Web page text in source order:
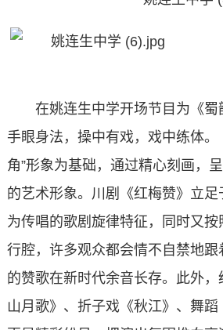
在姚连生中学开场节目为《
手眼身法，操中有戏，戏中练体。
角”形象为基础，通过精心刻画，
的艺术形象。川剧《红梅赞》立
为传唱的歌剧旋律特征，同时又
行腔，许多观众都会情不自禁地
的赞歌在新时代余音长存。此外
山月歌》、折子戏《秋江》、舞蹈